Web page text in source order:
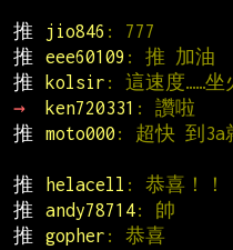
推
jio846 : 777
推
eee60109 : 推 加油
推
kolsir : 這速度……坐
→
ken720331 : 讚啦
推
moto000 : 超快 到3a
推
helacell : 恭喜！！
推
andy78714: 帥
推
gopher : 恭喜